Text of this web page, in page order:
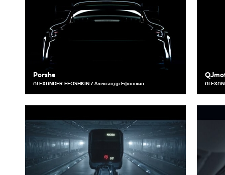
Porshe
ALEXANDER EFOSHKIN / Александр Ефошкин